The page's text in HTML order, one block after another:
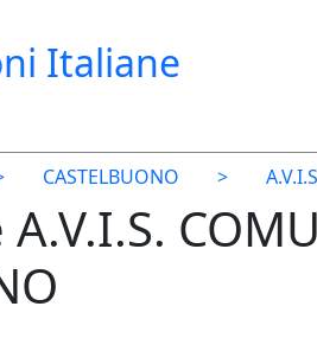
Italiane
CASTELBUONO >